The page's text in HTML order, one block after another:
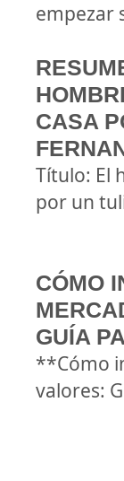
empezar
CASA
Título: El
por un
CÓMO
GUÍA
**Cómo
valores: